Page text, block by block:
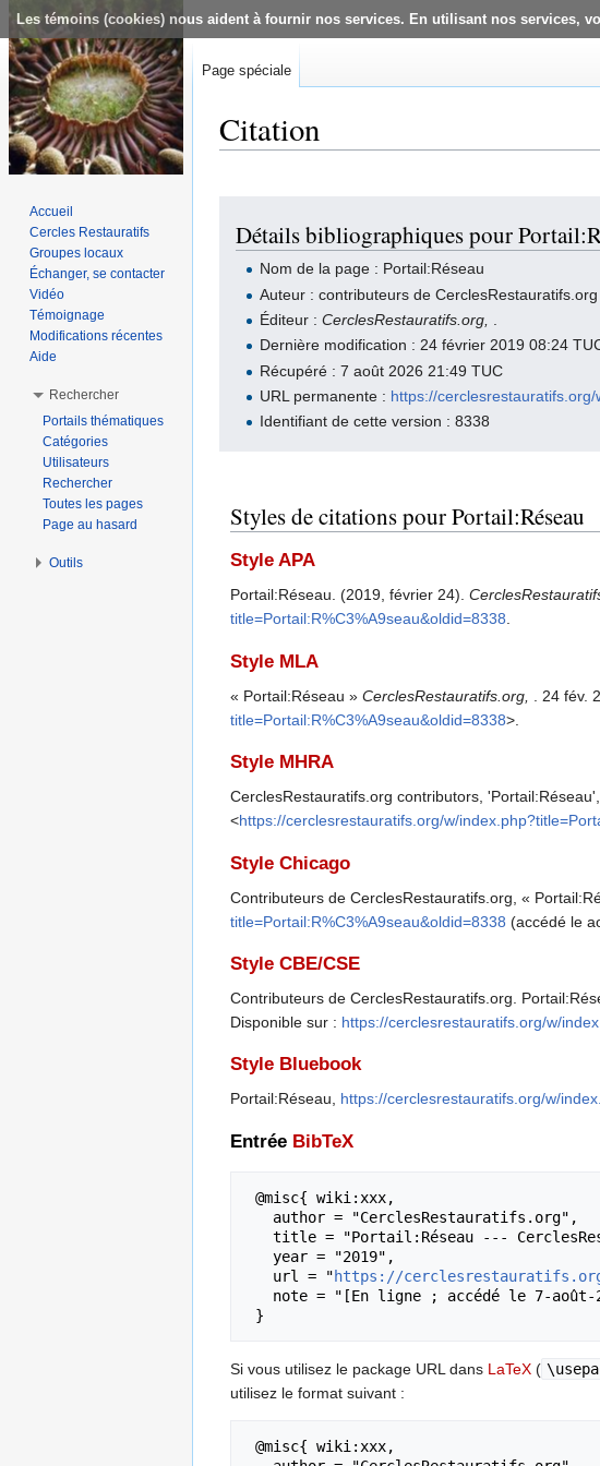
Les témoins (cookies) nous aident à fournir nos services. En utilisant nos services,
Citation
Détails bibliographiques pour
Nom de la page : Portail:Réseau
Auteur : contributeurs de CerclesRestauratifs.org
Éditeur :CerclesRestauratifs.org,
Dernière modification : 24 février 2019 08:24
Récupéré : 7 août 2026 21:49 TUC
URL permanente : https://
Identifiant de cette version : 8338
Styles de citations pour Portail:Réseau
Style APA
Portail:Réseau. (2019, février 24).
title=Portail:R%C3%A9seau&oldid=8338.
Style MLA
« Portail:Réseau » CerclesRestauratifs.org, . 24 fév.
title=Portail:R%C3%A9seau&oldid=8338>.
Style MHRA
CerclesRestauratifs.org contributors, 'Portail:Réseau',
<https://cerclesrestauratifs.org/w/
Style Chicago
Contributeurs de CerclesRestauratifs.org, «
title=Portail:R%C3%A9seau&oldid=8338 (accédé le
Style CBE/CSE
Contributeurs de CerclesRestauratifs.org.
Disponible sur : https://cerclesrestauratifs.org/w/
Style Bluebook
Portail:Réseau, https://cerclesrestauratifs.org/w/
Entrée BibTeX
   url = "
https://cerclesrestauratifs.org/
Si vous utilisez le package URL dans LaTeX (
utilisez le format suivant :
Page spéciale
Accueil
Cercles Restauratifs
Groupes locaux
Échanger, se contacter
Vidéo
Témoignage
Modifications récentes
Aide
Rechercher
Portails thématiques
Catégories
Utilisateurs
Rechercher
Toutes les pages
Page au hasard
Outils